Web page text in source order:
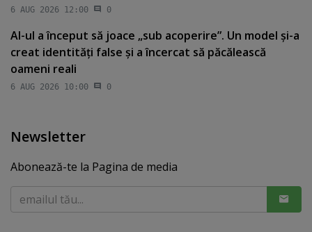
6 AUG 2026 12:00 0
AI-ul a început să joace „sub acoperire”. Un model şi-a
creat identităţi false şi a încercat să păcălească
oameni reali
6 AUG 2026 10:00 0
Newsletter
Abonează-te la Pagina de media